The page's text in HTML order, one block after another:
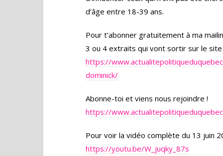
d’âge entre 18-39 ans.
Pour t’abonner gratuitement à ma
3 ou 4 extraits qui vont sortir sur le
https://
dominick/
Abonne-toi et viens nous rejoindre !
https://
Pour voir la vidéo complète du 13 juin
https://youtu.be/W_juqky_87s